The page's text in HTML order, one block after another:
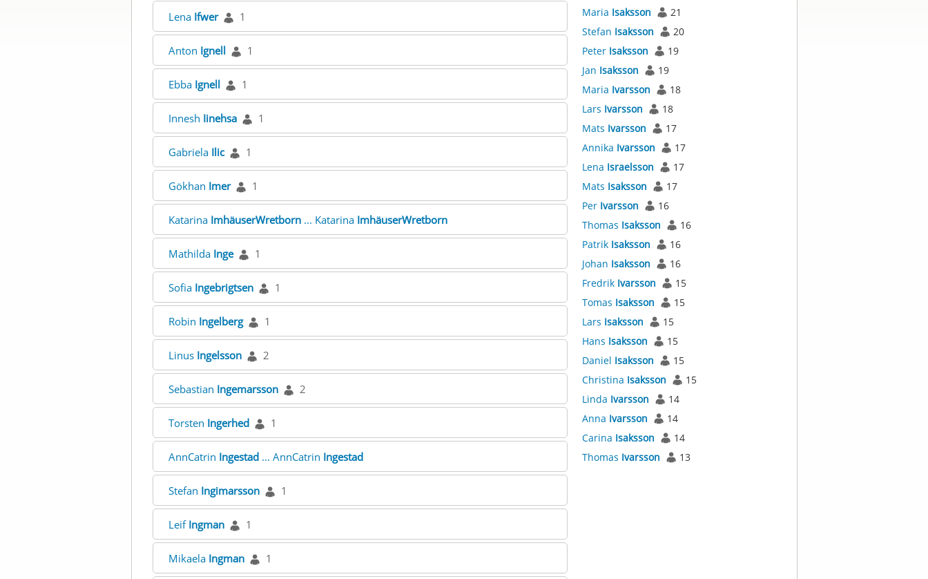
Lena Ifwer 1
Anton Ignell 1
Ebba Ignell 1
Innesh Iinehsa 1
Gabriela Ilic 1
Gökhan Imer 1
Katarina ImhäuserWretborn... Katarina ImhäuserWretborn
Mathilda Inge 1
Sofia Ingebrigtsen 1
Robin Ingelberg 1
Linus Ingelsson 2
Sebastian Ingemarsson 2
Torsten Ingerhed 1
AnnCatrin Ingestad... AnnCatrin Ingestad
Stefan Ingimarsson 1
Leif Ingman 1
Mikaela Ingman 1
Maria Isaksson
21
Stefan Isaksson
20
Peter Isaksson
19
Jan Isaksson
19
Maria Ivarsson
18
Lars Ivarsson
18
Mats Ivarsson
17
Annika Ivarsson
17
Lena Israelsson
17
Mats Isaksson
17
Per Ivarsson
16
Thomas Isaksson
16
Patrik Isaksson
16
Johan Isaksson
16
Fredrik Ivarsson
15
Tomas Isaksson
15
Lars Isaksson
15
Hans Isaksson
15
Daniel Isaksson
15
Christina Isaksson
15
Linda Ivarsson
14
Anna Ivarsson
14
Carina Isaksson
14
Thomas Ivarsson 13